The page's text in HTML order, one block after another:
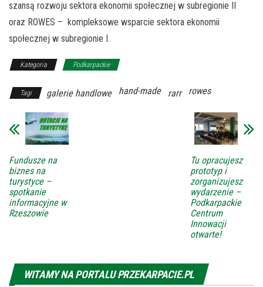
szansą rozwoju sektora ekonomii społecznej w subregionie II
oraz ROWES – kompleksowe wsparcie sektora ekonomii
społecznej w subregionie I.
Kategoria Podkarpackie
Tagi galerie handlowe hand-made rarr rowes
Fundusze na
biznes na
turystyce –
spotkanie
informacyjne w
Rzeszowie
Tu opracujesz
prototyp i
zorganizujesz
wydarzenie –
Podkarpackie
Centrum
Innowacji
otwarte!
WITAMY NA PORTALU PRZEKARPACIE.PL